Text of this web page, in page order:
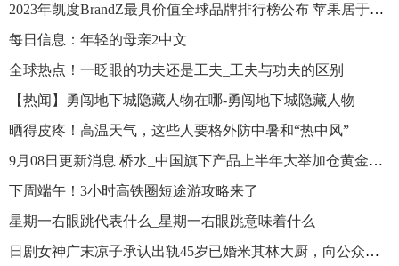
2023年凯度BrandZ最具价值全球品牌排行榜公布 苹果居于首位
每日信息：年轻的母亲2中文
全球热点！一眨眼的功夫还是工夫_工夫与功夫的区别
【热闻】勇闯地下城隐藏人物在哪-勇闯地下城隐藏人物
晒得皮疼！高温天气，这些人要格外防中暑和“热中风”
9月08日更新消息 桥水_中国旗下产品上半年大举加仓黄金ETF_当前热讯
下周端午！3小时高铁圈短途游攻略来了
星期一右眼跳代表什么_星期一右眼跳意味着什么
日剧女神广末凉子承认出轨45岁已婚米其林大厨，向公众道歉并无限期停工|观速讯